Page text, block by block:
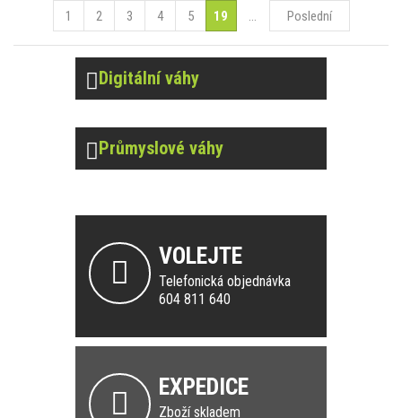
1 2 3 4 5 19 ... Poslední
Digitální váhy
Průmyslové váhy
VOLEJTE
Telefonická objednávka
604 811 640
EXPEDICE
Zboží skladem